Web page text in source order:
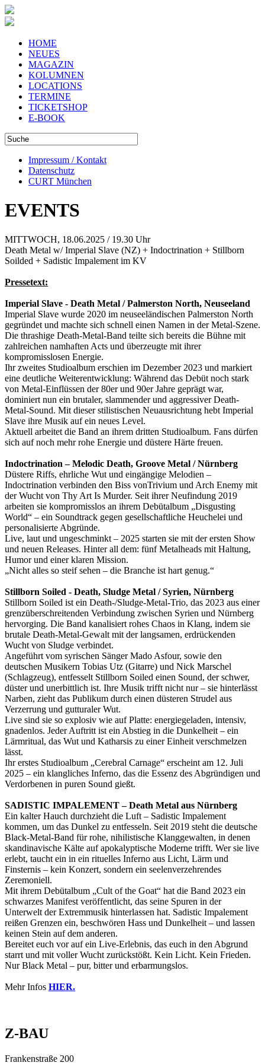
HOME
NEUES
MAGAZIN
KOLUMNEN
LOCATIONS
TERMINE
TICKETSHOP
E-BOOK
Impressum / Kontakt
Datenschutz
CURT München
EVENTS
MITTWOCH, 18.06.2025 / 19.30 Uhr
Death Metal w/ Imperial Slave (NZ) + Indoctrination + Stillborn
Soilded + Sadistic Impalement im KV
Pressetext:
Imperial Slave - Death Metal / Palmerston North, Neuseeland
Imperial Slave wurde 2020 im neuseeländischen Palmerston North
gegründet und machte sich schnell einen Namen in der Metal-Szene.
Die thrashige Death-Metal-Band teilte sich bereits die Bühne mit
zahlreichen namhaften Acts und überzeugte mit ihrer
kompromisslosen Energie.
Ihr zweites Studioalbum erschien im Dezember 2023 und markiert
eine deutliche Weiterentwicklung: Während das Debüt noch stark
von Metal-Einflüssen der 80er und 90er Jahre geprägt war,
dominiert nun ein brutaler, slammender und aggressiver Death-
Metal-Sound. Mit dieser stilistischen Neuausrichtung hebt Imperial
Slave ihre Musik auf ein neues Level.
Aktuell arbeitet die Band an ihrem dritten Studioalbum. Fans dürfen
sich auf noch mehr rohe Energie und düstere Härte freuen.
Indoctrination – Melodic Death, Groove Metal / Nürnberg
Düstere Riffs, ehrliche Wut und eingängige Melodien –
Indoctrination verbinden den Biss vonTrivium und Arch Enemy mit
der Wucht von Thy Art Is Murder. Seit ihrer Neufindung 2019
arbeiten sie kompromisslos an ihrem Debütalbum „Disgusting
World“ – ein Soundtrack gegen gesellschaftliche Heuchelei und
personalisierte Abgründe.
Live, laut und ungeschminkt – 2025 starten sie mit der ersten Show
und neuen Releases. Hinter all dem: fünf Metalheads mit Haltung,
Humor und einer klaren Mission.
„Nicht alles so steif sehen – die Branche ist hart genug.“
Stillborn Soiled - Death, Sludge Metal / Syrien, Nürnberg
Stillborn Soiled ist ein Death-/Sludge-Metal-Trio, das 2023 aus einer
grenzüberschreitenden Verbindung zwischen Syrien und Nürnberg
hervorging. Die Band kanalisiert rohes Chaos in Klang, indem sie
brutale Death-Metal-Gewalt mit der langsamen, erdrückenden
Wucht von Sludge verbindet.
Angeführt vom syrischen Sänger Mado Asfour, sowie den
deutschen Musikern Tobias Utz (Gitarre) und Nick Marschel
(Schlagzeug), entfesselt Stillborn Soiled einen Sound, der schwer,
düster und unerbittlich ist. Ihre Musik trifft nicht nur – sie hinterlässt
Narben, zieht das Publikum durch einen düsteren Strudel aus
Verzerrung und gutturaler Wut.
Live sind sie so explosiv wie auf Platte: energiegeladen, intensiv,
gnadenlos. Jeder Auftritt ist ein Abstieg in die Dunkelheit – ein
Lärmritual, das Wut und Katharsis zu einer Einheit verschmelzen
lässt.
Ihr erstes Studioalbum „Cerebral Carnage“ erscheint am 12. Juli
2025 – ein klangliches Inferno, das die Essenz des Abgründigen und
Verdorbenen in puren Sound gießt.
SADISTIC IMPALEMENT – Death Metal aus Nürnberg
Ein kalter Hauch durchzieht die Luft – Sadistic Impalement
kommen, um das Dunkel zu entfesseln. Seit 2019 steht die deutsche
Black-Metal-Band für rohe, nihilistische Klanggewalten, in denen
skandinavische Kälte auf apokalyptische Moderne trifft. Wer sie live
erlebt, taucht ein in ein rituelles Inferno aus Licht, Lärm und
Finsternis – kein Konzert, sondern ein seelenverzehrendes
Zeremoniell.
Mit ihrem Debütalbum „Cult of the Goat“ hat die Band 2023 ein
schwarzes Manifest veröffentlicht, das seine Spuren in der
Unterwelt der Extremmusik hinterlassen hat. Sadistic Impalement
reißen Grenzen ein, beschwören Hass und Dunkelheit – und lassen
keinen Stein auf dem anderen.
Bereitet euch vor auf ein Live-Erlebnis, das euch in den Abgrund
starrt und mit voller Wucht zurückstößt. Kein Licht. Kein Frieden.
Nur Black Metal – pur, bitter und erbarmungslos.
Mehr Infos HIER.
Z-BAU
Frankenstraße 200